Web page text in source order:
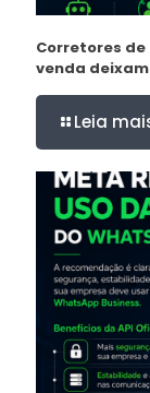
Corretores
venda
Leia